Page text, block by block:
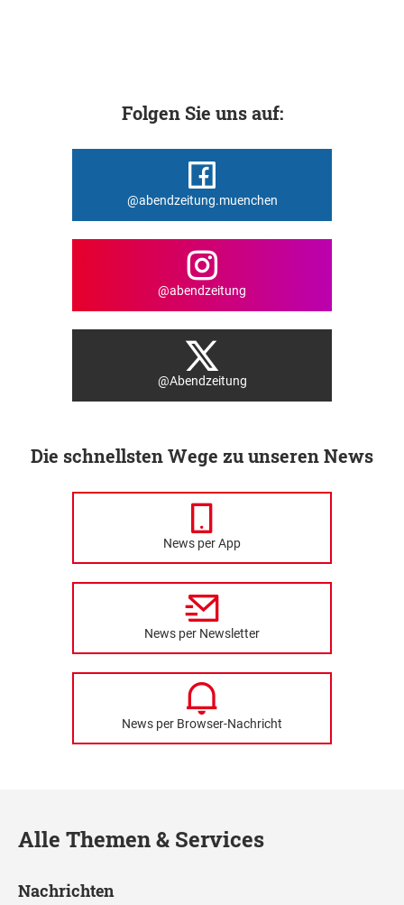
Folgen Sie uns auf:
@abendzeitung.muenchen
@abendzeitung
@Abendzeitung
Die schnellsten Wege zu unseren News
News per App
News per Newsletter
News per Browser-Nachricht
Alle Themen & Services
Nachrichten